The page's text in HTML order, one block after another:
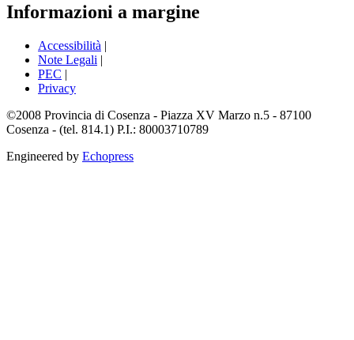
Informazioni a margine
Accessibilità |
Note Legali |
PEC |
Privacy
©2008 Provincia di Cosenza - Piazza XV Marzo n.5 - 87100
Cosenza - (tel. 814.1) P.I.: 80003710789
Engineered by Echopress